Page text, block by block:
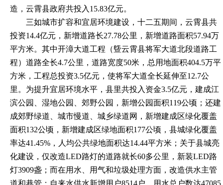
造，云霄县政府共投入15.83亿元。
三如城市扩容和宜居环境建设，十二五期间，云霄县共
投资14.4亿元，新增道路长27.78公里，新增道路面积57.94万
平方米。其中开漳大道工程（曁云霄县将军大道北段道路工
程）道路全长4.7公里，道路宽度50米，总用地面积404.5万平
方米，工程总投资3.5亿元，使将军大道全长延伸至12.7公
里。为提升宜居环境水平，县里共投入资金3.5亿元，建成江
滨公园、湿地公园、郊野公园，新增公园面积119公顷；还建
成郊野绿道、城市慢道、城乡绿道网，新增建成区绿化覆盖
面积132公顷，新增建成区绿地面积177公顷，县城绿化覆盖
率达41.45%，人均公共绿地面积达14.44平方米；关于县城亮
化建设，仅改造LED路灯的道路就长60多公里，新装LED路
灯3909盏；而在用水、用气和垃圾处理方面，改造供水主管
道和巷管；自来水供水新增用户8514户，用水总户数达47085